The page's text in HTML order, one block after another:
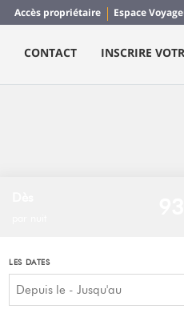
Espace
Accès propriétaire
CONTACT INSCRIRE
LES DATES